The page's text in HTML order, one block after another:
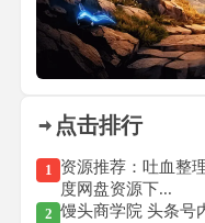
点击排行
1 资源推荐：吐血整
度网盘资源下...
2 馒头商学院 头条号